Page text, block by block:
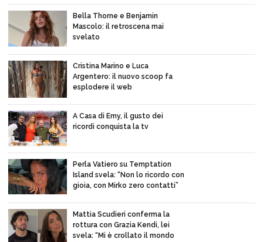
Bella Thorne e Benjamin
Mascolo: il retroscena mai
svelato
Cristina Marino e Luca
Argentero: il nuovo scoop fa
esplodere il web
A Casa di Emy, il gusto dei
ricordi conquista la tv
Perla Vatiero su Temptation
Island svela: “Non lo ricordo con
gioia, con Mirko zero contatti”
Mattia Scudieri conferma la
rottura con Grazia Kendi, lei
svela: “Mi è crollato il mondo